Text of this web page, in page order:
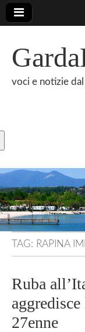
voci e notizie
TAG: RAPINA
Ruba
27enne